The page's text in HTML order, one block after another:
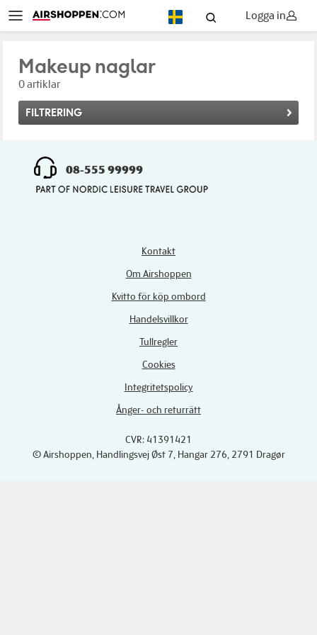
Logga in
Makeup naglar
0 artiklar
FILTRERING
08-555 99999
Kontakt
Om Airshoppen
Kvitto för köp ombord
Handelsvillkor
Tullregler
Cookies
Integritetspolicy
Ånger- och returrätt
CVR: 41391421
© Airshoppen , Handlingsvej Øst 7, Hangar 276, 2791 Dragør